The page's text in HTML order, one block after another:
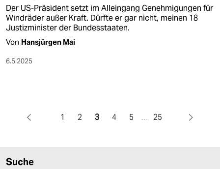
Der US-Präsident setzt im Alleingang Genehmigungen für
Windräder außer Kraft. Dürfte er gar nicht, meinen 18
Justizminister der Bundesstaaten.
Von Hansjürgen Mai
6.5.2025
1 2 3 4 5 … 25
Suche